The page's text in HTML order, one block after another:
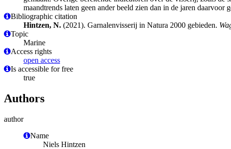
maandtrends laten geen ander beeld zien dan in de jaren daarvoor
Bibliographic citation
Hintzen, N. (2021). Garnalenvisserij in Natura 2000 gebieden.
Topic
Marine
Access rights
open access
Is accessible for free
true
Authors
author
Name
Niels Hintzen